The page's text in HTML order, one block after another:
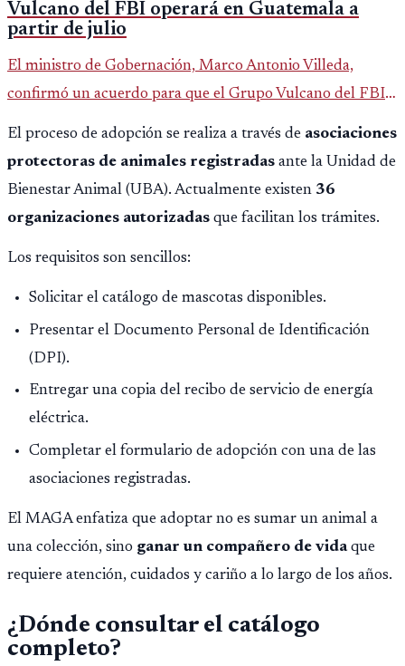
Vulcano del FBI operará en Guatemala a
partir de julio
El ministro de Gobernación, Marco Antonio Villeda,
confirmó un acuerdo para que el Grupo Vulcano del FBI
El proceso de adopción se realiza a través de asociaciones
protectoras de animales registradas ante la Unidad de
Bienestar Animal (UBA). Actualmente existen 36
organizaciones autorizadas que facilitan los trámites.
Los requisitos son sencillos:
Solicitar el catálogo de mascotas disponibles.
Presentar el Documento Personal de Identificación
(DPI).
Entregar una copia del recibo de servicio de energía
eléctrica.
Completar el formulario de adopción con una de las
asociaciones registradas.
El MAGA enfatiza que adoptar no es sumar un animal a
una colección, sino ganar un compañero de vidaque
requiere atención, cuidados y cariño a lo largo de los años.
¿Dónde consultar el catálogo
completo?